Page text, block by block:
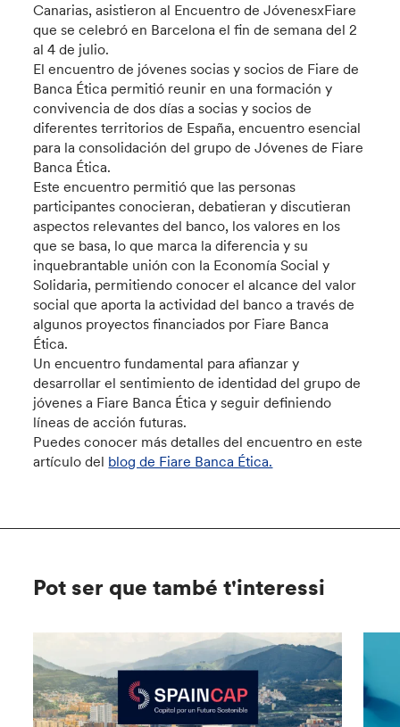
Canarias, asistieron al Encuentro de JóvenesxFiare
que se celebró en Barcelona el fin de semana del 2
al 4 de julio.
El encuentro de jóvenes socias y socios de Fiare de
Banca Ética permitió reunir en una formación y
convivencia de dos días a socias y socios de
diferentes territorios de España, encuentro esencial
para la consolidación del grupo de Jóvenes de Fiare
Banca Ética.
Este encuentro permitió que las personas
participantes conocieran, debatieran y discutieran
aspectos relevantes del banco, los valores en los
que se basa, lo que marca la diferencia y su
inquebrantable unión con la Economía Social y
Solidaria, permitiendo conocer el alcance del valor
social que aporta la actividad del banco a través de
algunos proyectos financiados por Fiare Banca
Ética.
Un encuentro fundamental para afianzar y
desarrollar el sentimiento de identidad del grupo de
jóvenes a Fiare Banca Ética y seguir definiendo
líneas de acción futuras.
Puedes conocer más detalles del encuentro en este
artículo del blog de Fiare Banca Ética.
Pot ser que també t'interessi